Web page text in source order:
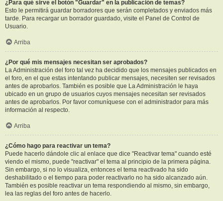
¿Para qué sirve el botón "Guardar" en la publicación de temas?
Esto le permitirá guardar borradores que serán completados y enviados más
tarde. Para recargar un borrador guardado, visite el Panel de Control de
Usuario.
Arriba
¿Por qué mis mensajes necesitan ser aprobados?
La Administración del foro tal vez ha decidido que los mensajes publicados en
el foro, en el que estas intentando publicar mensajes, necesiten ser revisados
antes de aprobarlos. También es posible que La Administración le haya
ubicado en un grupo de usuarios cuyos mensajes necesitan ser revisados
antes de aprobarlos. Por favor comuníquese con el administrador para más
información al respecto.
Arriba
¿Cómo hago para reactivar un tema?
Puede hacerlo dándole clic al enlace que dice "Reactivar tema" cuando esté
viendo el mismo, puede "reactivar" el tema al principio de la primera página.
Sin embargo, si no lo visualiza, entonces el tema reactivado ha sido
deshabilitado o el tiempo para poder reactivarlo no ha sido alcanzado aún.
También es posible reactivar un tema respondiendo al mismo, sin embargo,
lea las reglas del foro antes de hacerlo.